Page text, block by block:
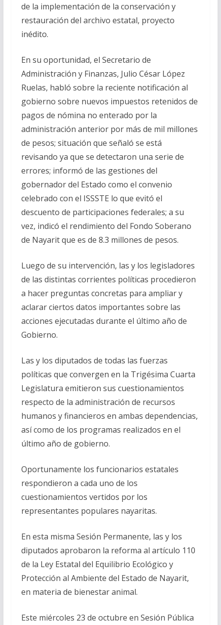
de la implementación de la conservación y
restauración del archivo estatal, proyecto
inédito.
En su oportunidad, el Secretario de
Administración y Finanzas, Julio César López
Ruelas, habló sobre la reciente notificación al
gobierno sobre nuevos impuestos retenidos de
pagos de nómina no enterado por la
administración anterior por más de mil millones
de pesos; situación que señaló se está
revisando ya que se detectaron una serie de
errores; informó de las gestiones del
gobernador del Estado como el convenio
celebrado con el ISSSTE lo que evitó el
descuento de participaciones federales; a su
vez, indicó el rendimiento del Fondo Soberano
de Nayarit que es de 8.3 millones de pesos.
Luego de su intervención, las y los legisladores
de las distintas corrientes políticas procedieron
a hacer preguntas concretas para ampliar y
aclarar ciertos datos importantes sobre las
acciones ejecutadas durante el último año de
Gobierno.
Las y los diputados de todas las fuerzas
políticas que convergen en la Trigésima Cuarta
Legislatura emitieron sus cuestionamientos
respecto de la administración de recursos
humanos y financieros en ambas dependencias,
así como de los programas realizados en el
último año de gobierno.
Oportunamente los funcionarios estatales
respondieron a cada uno de los
cuestionamientos vertidos por los
representantes populares nayaritas.
En esta misma Sesión Permanente, las y los
diputados aprobaron la reforma al artículo 110
de la Ley Estatal del Equilibrio Ecológico y
Protección al Ambiente del Estado de Nayarit,
en materia de bienestar animal.
Este miércoles 23 de octubre en Sesión Pública